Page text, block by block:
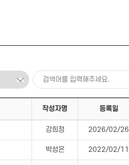
작성자명 등록일
강희정 2026/02/26
박성은 2022/02/11